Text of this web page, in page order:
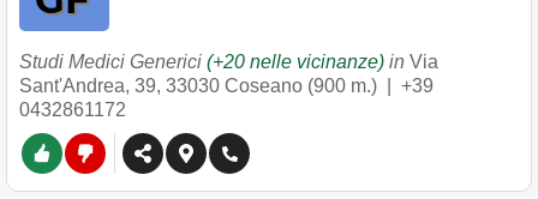
Studi Medici Generici (+20 nelle vicinanze) in Via
Sant'Andrea, 39, 33030 Coseano (900 m.) | +39
0432861172